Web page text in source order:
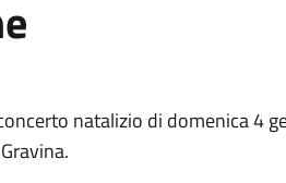
natalizio di domenica 4